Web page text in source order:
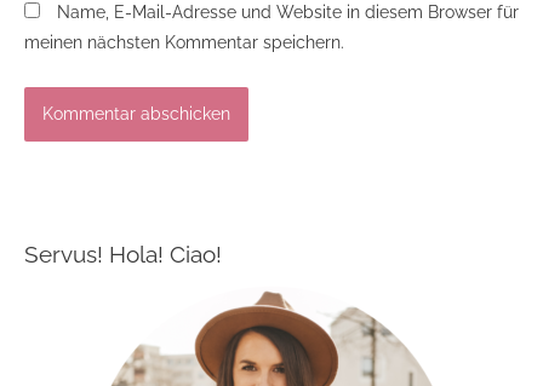
Name, E-Mail-Adresse und Website in diesem Browser für
meinen nächsten Kommentar speichern.
Servus! Hola! Ciao!